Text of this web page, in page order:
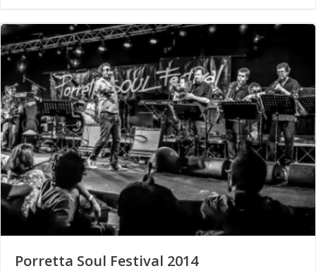
Porretta Soul Festival 2014